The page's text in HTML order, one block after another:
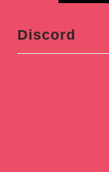
Discord